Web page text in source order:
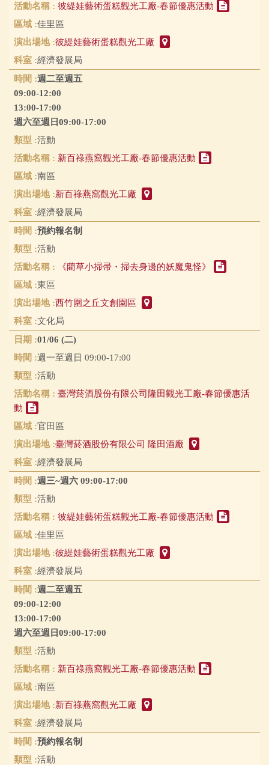
彼緹娃藝術蛋糕觀光工廠-春節優惠活動
佳里區
彼緹娃藝術蛋糕觀光工廠
經濟發展局
週二至週五
09:00-12:00
13:00-17:00
週六至週日09:00-17:00
活動
新百祿燕窩觀光工廠-春節優惠活動
南區
新百祿燕窩觀光工廠
經濟發展局
預約報名制
活動
《藺草小掃帚・掃去身邊的妖魔鬼怪》
東區
西竹圍之丘文創園區
文化局
01/06 (二)
週一至週日 09:00-17:00
活動
臺灣菸酒股份有限公司隆田觀光工廠-春節優惠活
動
官田區
臺灣菸酒股份有限公司 隆田酒廠
經濟發展局
週三~週六 09:00-17:00
活動
彼緹娃藝術蛋糕觀光工廠-春節優惠活動
佳里區
彼緹娃藝術蛋糕觀光工廠
經濟發展局
週二至週五
09:00-12:00
13:00-17:00
週六至週日09:00-17:00
活動
新百祿燕窩觀光工廠-春節優惠活動
南區
新百祿燕窩觀光工廠
經濟發展局
預約報名制
活動